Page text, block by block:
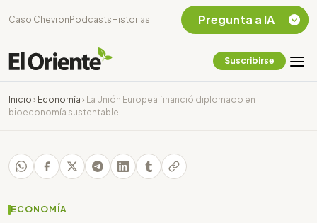
Caso Chevron Podcasts Historias
Suscribirse
Inicio › Economía ›
La Unión Europea financió diplomado en
bioeconomía sustentable
ECONOMÍA
Pregunta a IA
Chevron Ecuador